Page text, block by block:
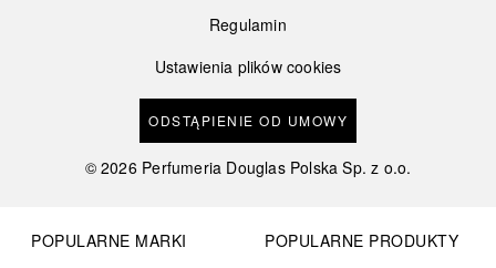
Regulamin
Ustawienia plików cookies
ODSTĄPIENIE OD UMOWY
©2026 Perfumeria Douglas Polska Sp. z o.o.
POPULARNE MARKI
POPULARNE PRODUKTY